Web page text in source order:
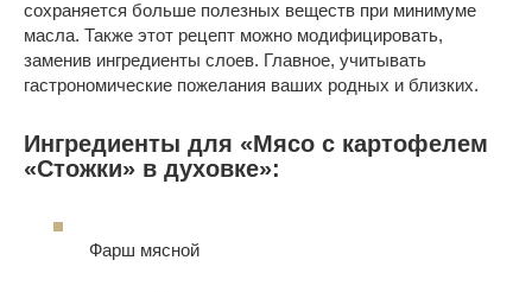
сохраняется больше полезных веществ при минимуме
масла. Также этот рецепт можно модифицировать,
заменив ингредиенты слоев. Главное, учитывать
гастрономические пожелания ваших родных и близких.
Ингредиенты для «Мясо с картофелем
«Стожки» в духовке»:
Фарш мясной